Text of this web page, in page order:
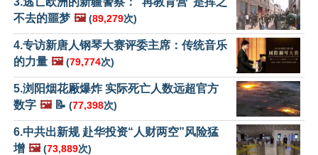
不去的噩梦 🖼️ (89,279次)
4.专访新唐人钢琴大赛评委主席：传统音乐
的力量 🖼️ (79,774次)
5.浏阳烟花厰爆炸 实际死亡人数远超官方
数字 🖼️📝 (77,398次)
6.中共出新规 赴华投资“人财两空”风险猛
增 🖼️ (73,889次)